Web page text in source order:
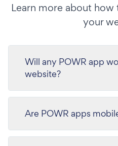
Learn more about
your
Will any POWR app
website?
Are POWR apps